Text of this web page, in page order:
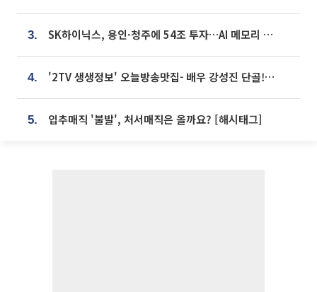
3. SK하이닉스, 용인·청주에 54조 투자…AI 메모리 생산기지 키운다
4. '2TV 생생정보' 오늘방송맛집- 배우 강성진 단골! 쌀국수ㆍ푸팟퐁 커리 맛집 '블○○○'
5. 입추매직 '불발', 처서매직은 올까요? [해시태그]